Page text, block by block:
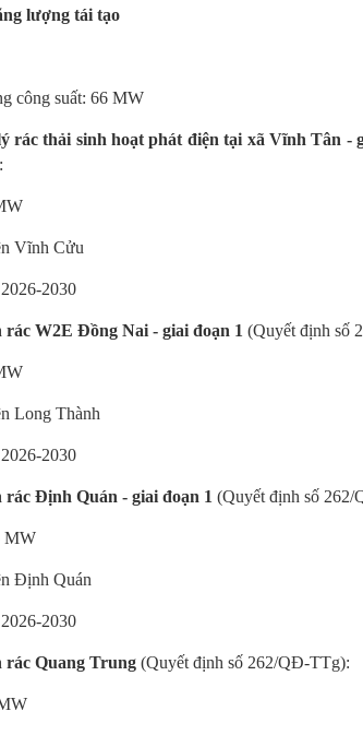
lượng tái tạo
công suất: 66 MW
rác thải sinh hoạt phát điện tại xã Vĩnh Tân -
Vĩnh Cửu
2030
rác W2E Đồng Nai - giai đoạn 1 (Quyết định số
Long Thành
2030
rác Định Quán - giai đoạn 1 (Quyết định số
MW
Định Quán
2030
rác Quang Trung (Quyết định số 262/QĐ-TTg):